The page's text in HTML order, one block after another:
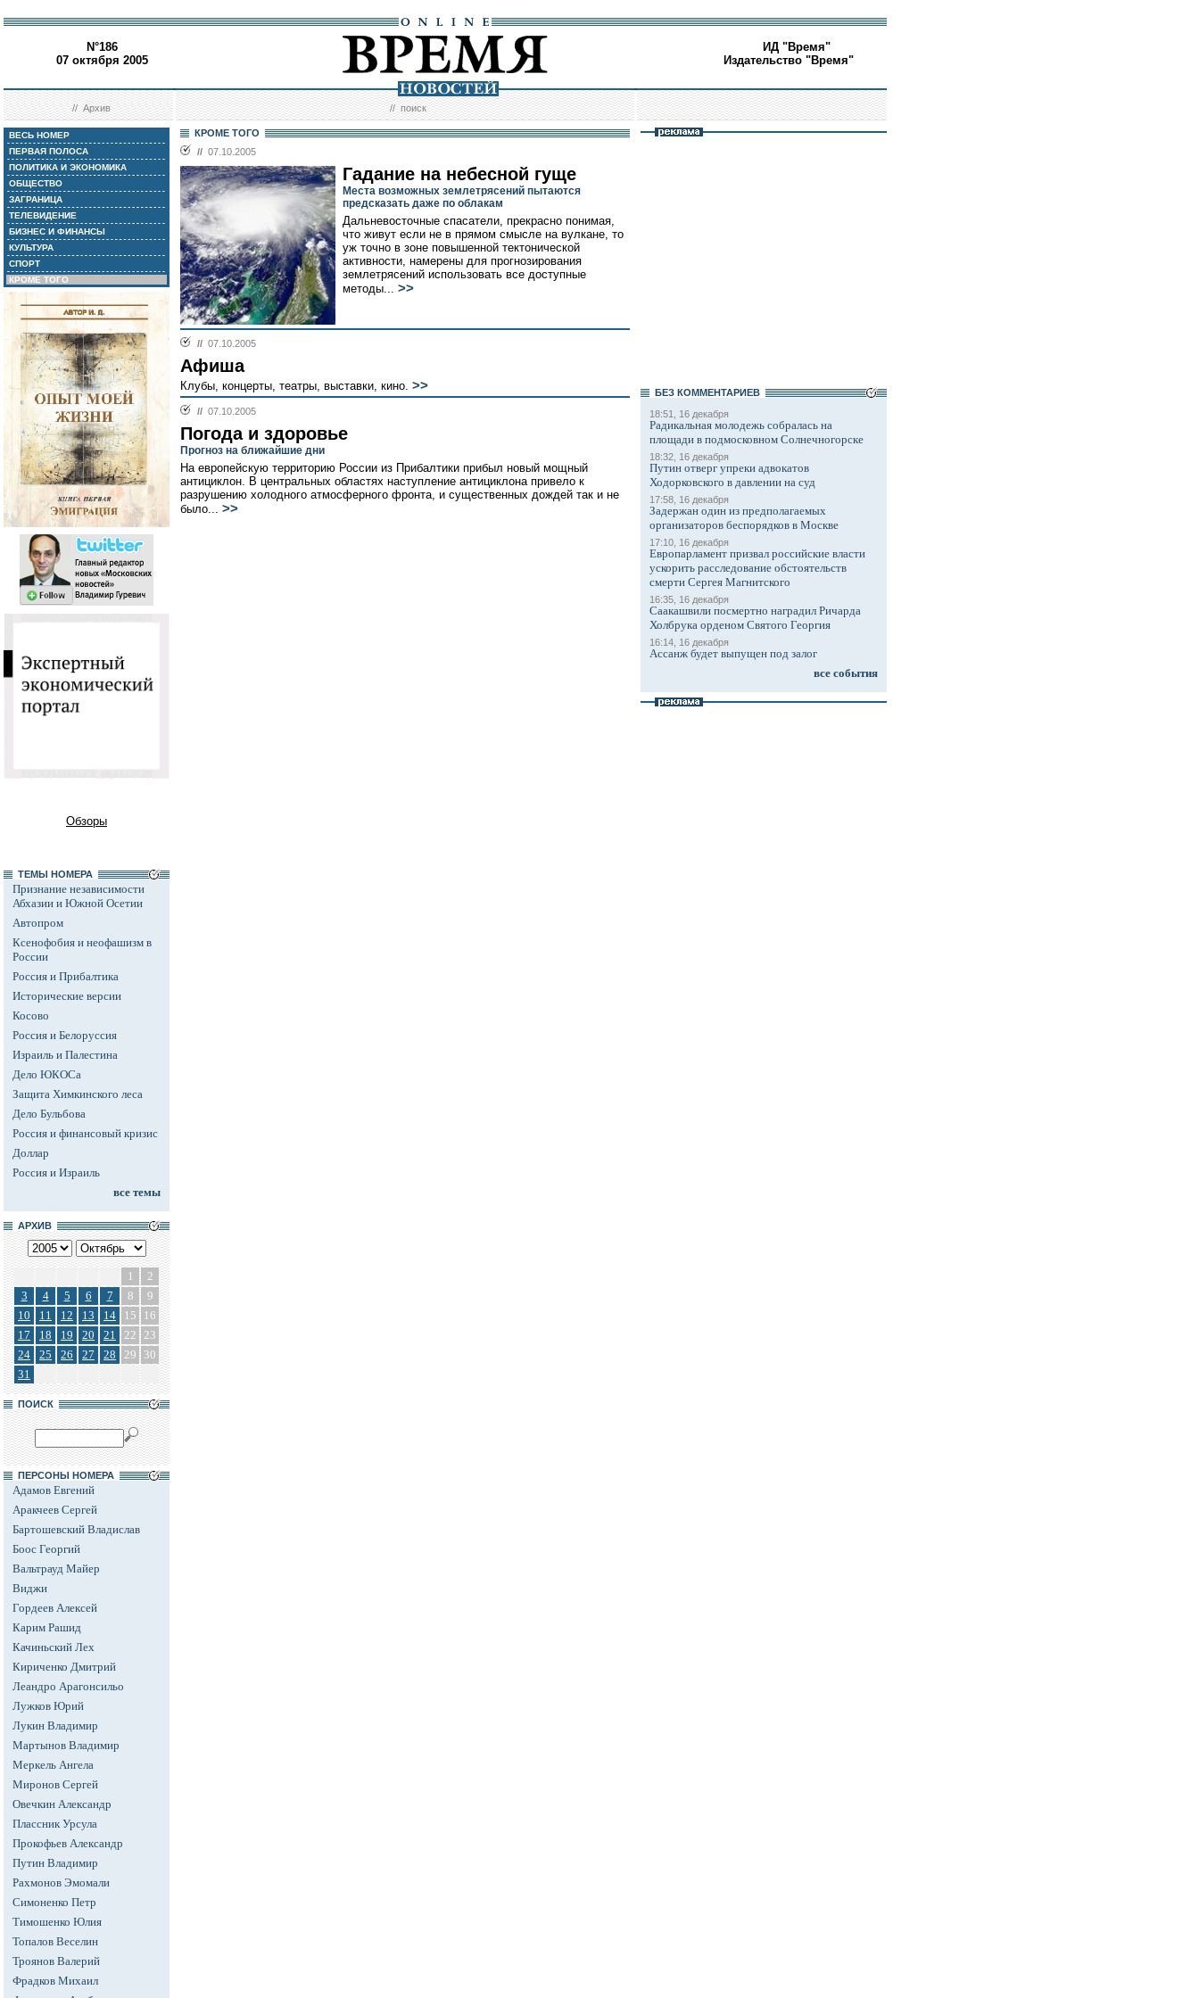
N°186
07 октября 2005
ИД "Время"
Издательство "Время"
//Архив //поиск
ВЕСЬ НОМЕР
ПЕРВАЯ ПОЛОСА
ПОЛИТИКА И ЭКОНОМИКА
ОБЩЕСТВО
ЗАГРАНИЦА
ТЕЛЕВИДЕНИЕ
БИЗНЕС И ФИНАНСЫ
КУЛЬТУРА
СПОРТ
КРОМЕ ТОГО
Обзоры
ТЕМЫ НОМЕРА
Признание независимости
Абхазии и Южной Осетии
Автопром
Ксенофобия и неофашизм в
России
Россия и Прибалтика
Исторические версии
Косово
Россия и Белоруссия
Израиль и Палестина
Дело ЮКОСа
Защита Химкинского леса
Дело Бульбова
Россия и финансовый кризис
Доллар
Россия и Израиль
все темы
АРХИВ
1
2
3
4 5 6 7 8
9
10
11 12 13 14 15
16
17
18 19 20 21 22 23
24
25 26 27 28 29
30
31
ПОИСК
ПЕРСОНЫ НОМЕРА
Адамов Евгений
Аракчеев Сергей
Бартошевский Владислав
Боос Георгий
Вальтрауд Майер
Виджи
Гордеев Алексей
Карим Рашид
Качиньский Лех
Кириченко Дмитрий
Леандро Арагонсильо
Лужков Юрий
Лукин Владимир
Мартынов Владимир
Меркель Ангела
Миронов Сергей
Овечкин Александр
Плассник Урсула
Прокофьев Александр
Путин Владимир
Рахмонов Эмомали
Симоненко Петр
Тимошенко Юлия
Топалов Веселин
Троянов Валерий
Фрадков Михаил
КРОМЕ ТОГО
// 07.10.2005
Гадание на небесной гуще
Места возможных землетрясений пытаются
предсказать даже по облакам
Дальневосточные спасатели, прекрасно понимая,
что живут если не в прямом смысле на вулкане, то
уж точно в зоне повышенной тектонической
активности, намерены для прогнозирования
землетрясений использовать все доступные
методы... >>
// 07.10.2005
Афиша
Клубы, концерты, театры, выставки, кино. >>
// 07.10.2005
Погода и здоровье
Прогноз на ближайшие дни
На европейскую территорию России из Прибалтики прибыл новый мощный
антициклон. В центральных областях наступление антициклона привело к
разрушению холодного атмосферного фронта, и существенных дождей так и не
было... >>
БЕЗ КОМMЕНТАРИЕВ
18:51, 16 декабря
Радикальная молодежь собралась на
площади в подмосковном Солнечногорске
18:32, 16 декабря
Путин отверг упреки адвокатов
Ходорковского в давлении на суд
17:58, 16 декабря
Задержан один из предполагаемых
организаторов беспорядков в Москве
17:10, 16 декабря
Европарламент призвал российские власти
ускорить расследование обстоятельств
смерти Сергея Магнитского
16:35, 16 декабря
Саакашвили посмертно наградил Ричарда
Холбрука орденом Святого Георгия
16:14, 16 декабря
Ассанж будет выпущен под залог
все события